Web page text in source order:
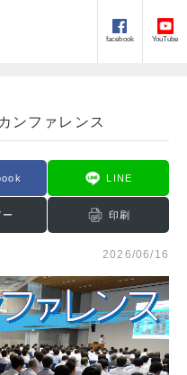
facebook YouTube
ンファレンス
LINE
ー 印刷
2026/06/16